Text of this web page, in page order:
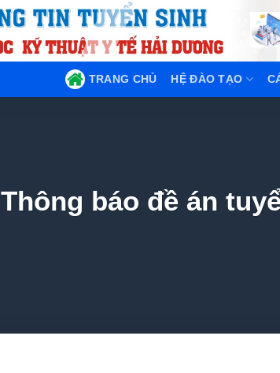
TRANG CHỦ HỆ ĐÀO TẠO
Thông báo đề án